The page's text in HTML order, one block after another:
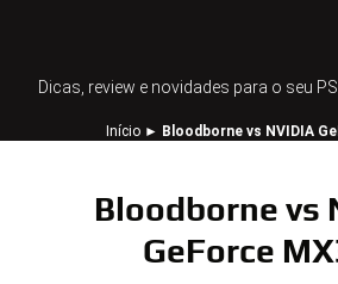
Dicas, review e novidades para o seu
Início► Bloodborne vs NVIDIA
Bloodborne vs
GeForce